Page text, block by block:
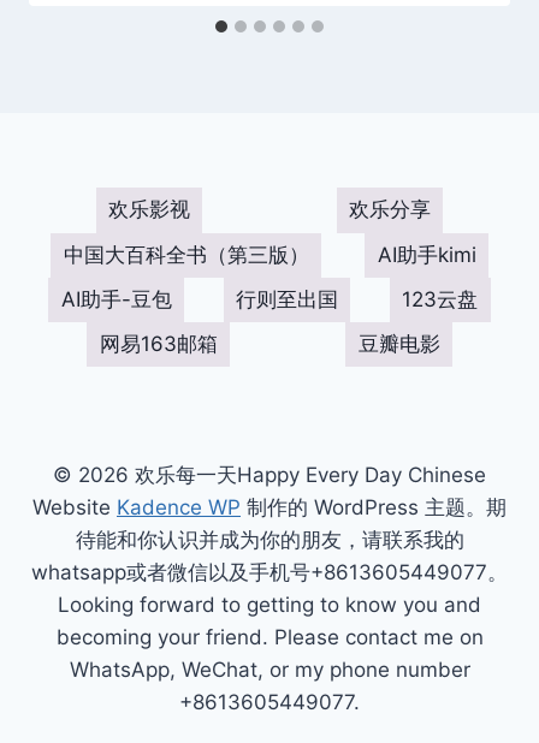
欢乐影视
欢乐分享
中国大百科全书（第三版）
AI助手kimi
AI助手-豆包
行则至出国
123云盘
网易163邮箱
豆瓣电影
© 2026 欢乐每一天Happy Every Day Chinese
Website Kadence WP 制作的 WordPress 主题。期
待能和你认识并成为你的朋友，请联系我的
whatsapp或者微信以及手机号+8613605449077。
Looking forward to getting to know you and
becoming your friend. Please contact me on
WhatsApp, WeChat, or my phone number
+8613605449077.